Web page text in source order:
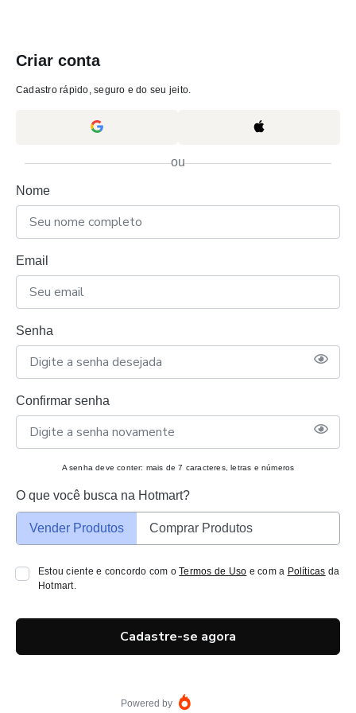
Criar conta
Cadastro rápido, seguro e do seu jeito.
ou
Nome
Email
Senha
Confirmar senha
A senha deve conter: mais de 7 caracteres, letras e números
O que você busca na Hotmart?
Vender Produtos Comprar Produtos
Estou ciente e concordo com oTermos de Uso e com a Políticas da
Hotmart.
Cadastre-se agora
Powered by